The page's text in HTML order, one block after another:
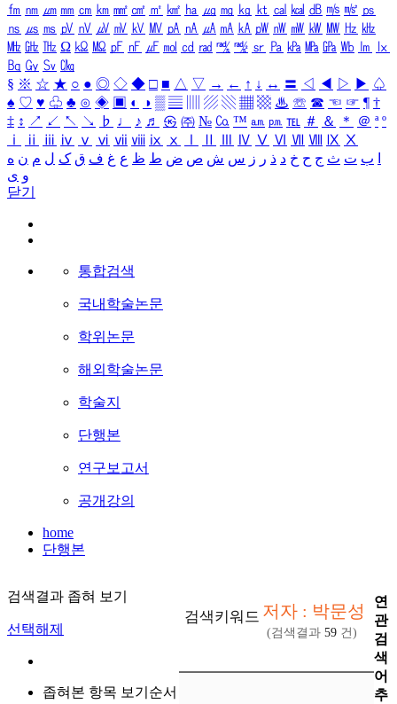
㎙ ㎚ ㎛ ㎜ ㎝ ㎞ ㎟ ㎠ ㎡ ㎢ ㏊ ㎍ ㎎ ㎏ ㏏ ㎈ ㎉ ㏈ ㎧ ㎨ ㎰
㎱ ㎲ ㎳ ㎴ ㎵ ㎶ ㎷ ㎸ ㎹ ㎀ ㎁ ㎂ ㎃ ㎄ ㎺ ㎻ ㎽ ㎾ ㎿ ㎐ ㎑
㎒ ㎓ ㎔ Ω ㏀ ㏁ ㎊ ㎋ ㎌ ㏖ ㏅ ㎭ ㎮ ㎯ ㏛ ㎩ ㎪ ㎫ ㎬ ㏝ ㏐
㏓
㏃ ㏉ ㏜ ㏆
§ ※ ☆ ★ ○ ● ◎ ◇ ◆ □ ■ △ ▽ → ← ↑ ↓ ↔ 〓 ◁ ◀ ▷ ▶ ♤
♠ ♡ ♥ ♧ ♣ ⊙ ◈ ▣ ◐ ◑ ▒ ▤ ▨ ▧ ▦ ▩ ♨ ☏ ☎ ☜ ☞ ¶ †
‡ ↕ ↗ ↙ ↖ ↘ ♭ ♩ ♪ ♬ ㉿ ㈜ № ㏇ ™ ㏂ ㏘ ℡ ＃ ＆ ＊ ＠ ª º
ⅰ
ⅱ ⅲ ⅳ ⅴ ⅵ ⅶ ⅷ ⅸ ⅹ Ⅳ Ⅴ Ⅵ Ⅶ Ⅷ Ⅸ Ⅹ
ب ت ث ج ح خ د ذ ر ز س ش ص ض ط ظ ع غ ف ق ک ل م ن ه
و ی
닫기
통합검색
국내학술논문
학위논문
해외학술논문
학술지
단행본
연구보고서
공개강의
home
단행본
검색결과 좁혀 보기
선택해제
좁혀본 항목 보기순서
검색키워드 저자 : 박문성
(검색결과 59 건)
연
관
검
색
어
추